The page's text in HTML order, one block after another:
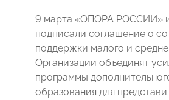
9 марта «ОПОРА РОССИИ»
подписали соглашение о
поддержки малого и
Организации объединят
программы
образования для